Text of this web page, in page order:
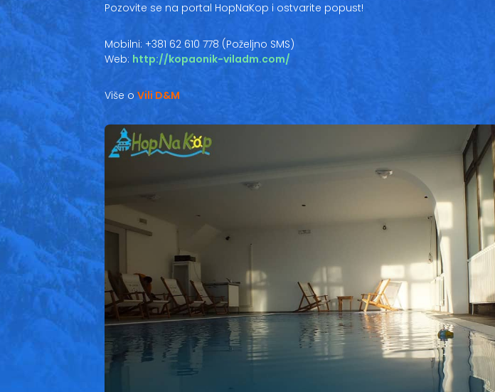
Pozovite se na portal HopNaKop i ostvarite popust!
Mobilni: +381 62 610 778 (Poželjno SMS)
Web: http://kopaonik-viladm.com/
Više oVili D&M